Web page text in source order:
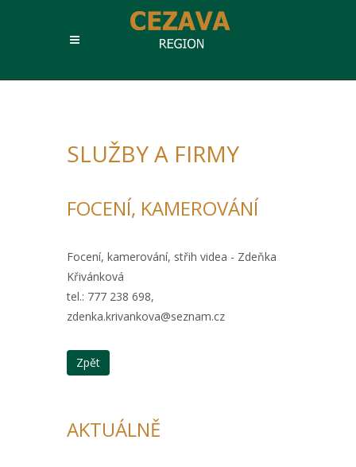
SLUŽBY A FIRMY
FOCENÍ, KAMEROVÁNÍ
Focení, kamerování, střih videa - Zdeňka
Křivánková
tel.: 777 238 698,
zdenka.krivankova@seznam.cz
Zpět
AKTUÁLNĚ